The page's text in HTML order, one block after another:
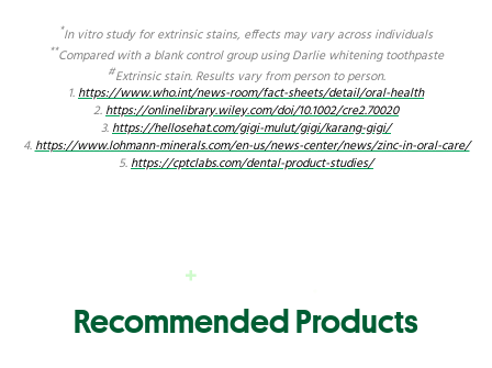
*In vitro study for extrinsic stains, effects may vary across individuals
**Compared with a blank control group using Darlie whitening toothpaste
#Extrinsic stain. Results vary from person to person.
1.https://www.who.int/news-room/fact-sheets/detail/oral-health
2.https://onlinelibrary.wiley.com/doi/10.1002/cre2.70020
3.https://hellosehat.com/gigi-mulut/gigi/karang-gigi/
4.https://www.lohmann-minerals.com/en-us/news-center/news/zinc-in-oral-care/
5.https://cptclabs.com/dental-product-studies/
Recommended Products